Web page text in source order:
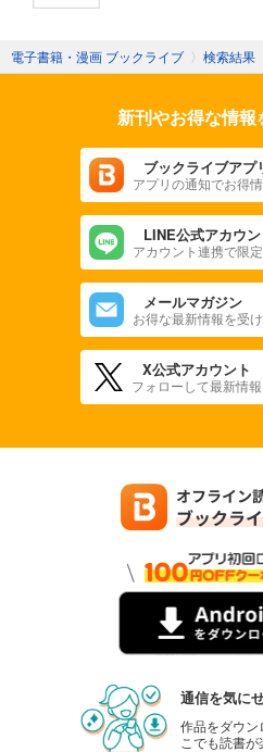
電子書籍・漫画 ブックライブ 〉 検索結果
新刊やお得な情報
ブックライブアプ
アプリの通知でお得
LINE公式アカウン
アカウント連携で限
メールマガジン
お得な最新情報を受
X公式アカウント
フォローして最新情
通信を気に
作品をダウ
こでも読書が